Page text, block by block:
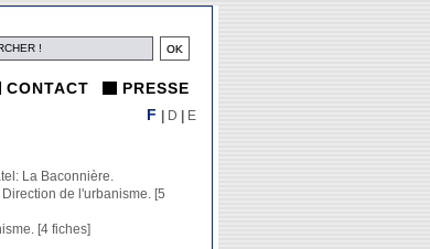
CONTACT PRESSE
La Baconnière.
de l'urbanisme. [5
[4 fiches]
F D E